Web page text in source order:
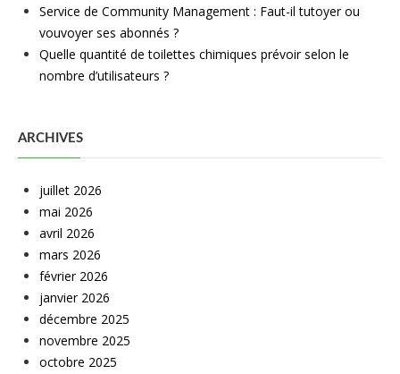
Service de Community Management : Faut-il tutoyer ou
vouvoyer ses abonnés ?
Quelle quantité de toilettes chimiques prévoir selon le
nombre d’utilisateurs ?
ARCHIVES
juillet 2026
mai 2026
avril 2026
mars 2026
février 2026
janvier 2026
décembre 2025
novembre 2025
octobre 2025